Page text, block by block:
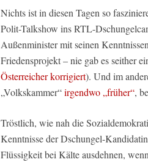
Nichts ist in diesen Tagen so
Polit-Talkshow ins RTL-
Außenminister mit seinen
Friedensprojekt – nie gab es seither
Österreicher korrigiert). Und im
„Volkskammer“irgendwo „früher“,
Tröstlich, wie nah die
Kenntnisse der Dschungel-
Flüssigkeit bei Kälte ausdehnen,